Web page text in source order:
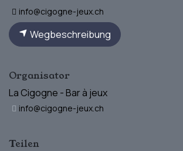
info@cigogne-jeux.ch
Wegbeschreibung
Organisator
La Cigogne - Bar à jeux
info@cigogne-jeux.ch
Teilen